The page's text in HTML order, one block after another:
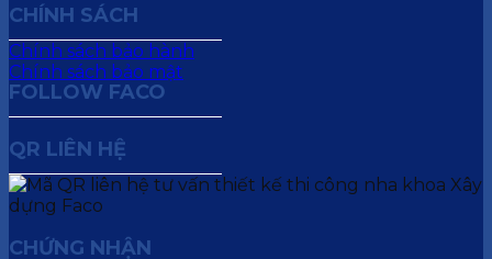
CHÍNH SÁCH
Chính sách bảo hành
Chính sách bảo mật
FOLLOW FACO
QR LIÊN HỆ
CHỨNG NHẬN